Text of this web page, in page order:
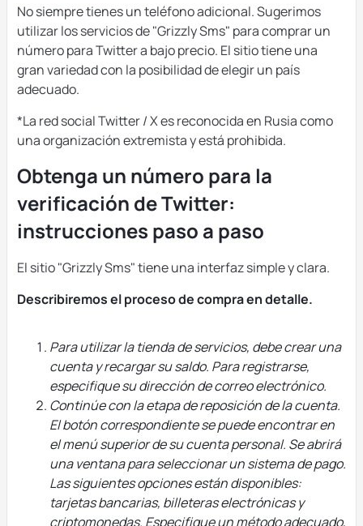
No siempre tienes un teléfono adicional. Sugerimos
utilizar los servicios de "Grizzly Sms" para comprar un
número para Twitter a bajo precio. El sitio tiene una
gran variedad con la posibilidad de elegir un país
adecuado.
*La red social Twitter / X es reconocida en Rusia como
una organización extremista y está prohibida.
Obtenga un número para la
verificación de Twitter:
instrucciones paso a paso
El sitio "Grizzly Sms" tiene una interfaz simple y clara.
Describiremos el proceso de compra en detalle.
Para utilizar la tienda de servicios, debe crear una
cuenta y recargar su saldo. Para registrarse,
especifique su dirección de correo electrónico.
Continúe con la etapa de reposición de la cuenta.
El botón correspondiente se puede encontrar en
el menú superior de su cuenta personal. Se abrirá
una ventana para seleccionar un sistema de pago.
Las siguientes opciones están disponibles:
tarjetas bancarias, billeteras electrónicas y
criptomonedas. Especifique un método adecuado,